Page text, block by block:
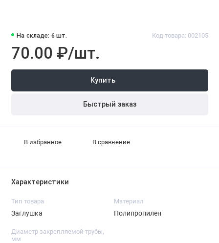
На складе: 6 шт. Код товара: 002105
70.00 ₽/шт.
Купить
Быстрый заказ
В избранное В сравнение
Характеристики
Тип товара
Заглушка
Материал
Полипропилен
Диаметр закрепляемой трубы,
мм